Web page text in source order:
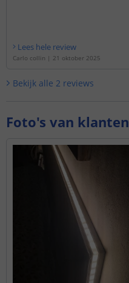
Lees hele review
Carlo collin | 21 oktober 2025
Bekijk alle 2 reviews
Foto's van klanten